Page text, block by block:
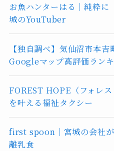
お魚ハンターはる｜純粋に
城のYouTuber
【独自調べ】気仙沼市本吉
Googleマップ高評価ラン
FOREST HOPE（フォレス
を叶える福祉タクシー
first spoon｜宮城の会社
離乳食